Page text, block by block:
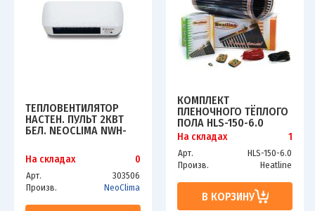
ТЕПЛОВЕНТИЛЯТОР
НАСТЕН. ПУЛЬТ 2КВТ
БЕЛ. NEOCLIMA NWH-
На складах 0
Арт.
303506
Произв.
NeoClima
КОМПЛЕКТ
ПЛЕНОЧНОГО ТЁПЛОГО
ПОЛА HLS-150-6.0
На складах 1
Арт.
HLS-150-6.0
Произв.
Heatline
В КОРЗИНУ